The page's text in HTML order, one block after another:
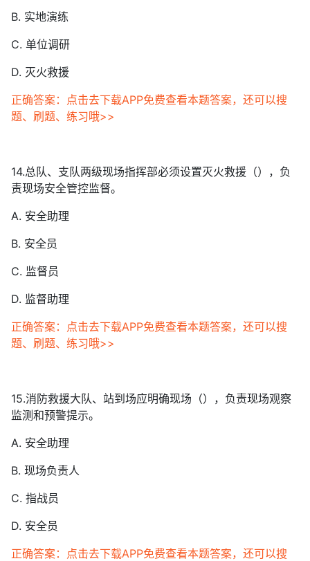
B. 实地演练
C. 单位调研
D. 灭火救援
正确答案：点击去下载APP免费查看本题答案，还可以搜
题、刷题、练习哦>>
14.总队、支队两级现场指挥部必须设置灭火救援（），负
责现场安全管控监督。
A. 安全助理
B. 安全员
C. 监督员
D. 监督助理
正确答案：点击去下载APP免费查看本题答案，还可以搜
题、刷题、练习哦>>
15.消防救援大队、站到场应明确现场（），负责现场观察
监测和预警提示。
A. 安全助理
B. 现场负责人
C. 指战员
D. 安全员
正确答案：点击去下载APP免费查看本题答案，还可以搜